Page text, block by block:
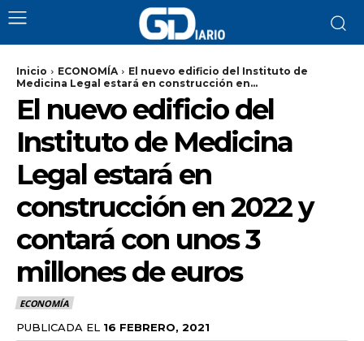
Inicio ECONOMÍA
El nuevo edificio del Instituto de
Medicina Legal estará en construcción en...
El nuevo edificio del
Instituto de Medicina
Legal estará en
construcción en 2022 y
contará con unos 3
millones de euros
ECONOMÍA
PUBLICADA EL 16 FEBRERO, 2021